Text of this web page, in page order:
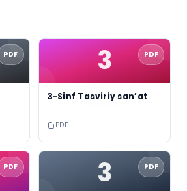
PDF 3 PDF
3-Sinf Tasviriy san’at
PDF
PDF 3 PDF